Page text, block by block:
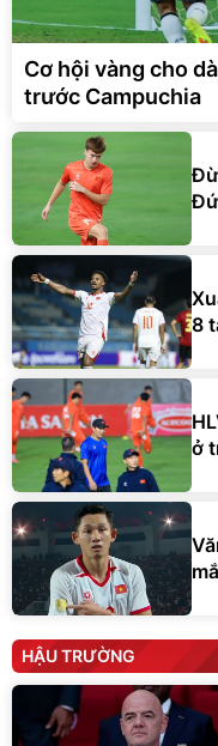
Cơ hội vàng cho
trước Campuchia
8
ở
HẬU TRƯỜNG